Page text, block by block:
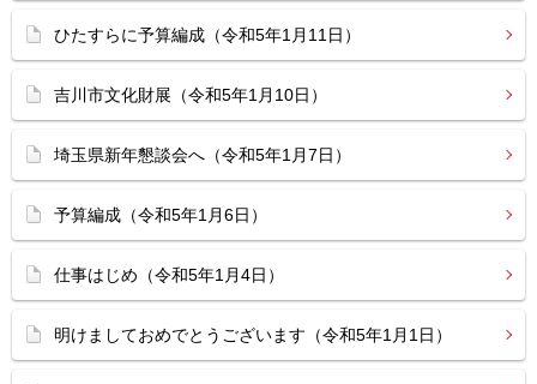
ひたすらに予算編成（令和5年1月11日）
吉川市文化財展（令和5年1月10日）
埼玉県新年懇談会へ（令和5年1月7日）
予算編成（令和5年1月6日）
仕事はじめ（令和5年1月4日）
明けましておめでとうございます（令和5年1月1日）